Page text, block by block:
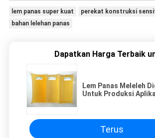
lem panas super kuat
perekat konstruksi
bahan lelehan panas
Dapatkan Harga Terbaik
Lem Panas Meleleh
Untuk Produksi
Terus